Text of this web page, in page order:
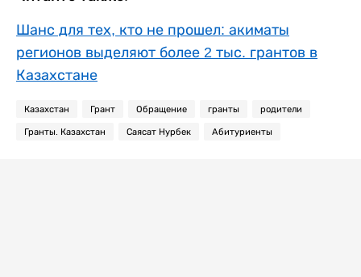
Шанс для тех, кто не прошел: акиматы
регионов выделяют более 2 тыс. грантов в
Казахстане
Казахстан Грант Обращение гранты родители
Гранты. Казахстан Саясат Нурбек Абитуриенты